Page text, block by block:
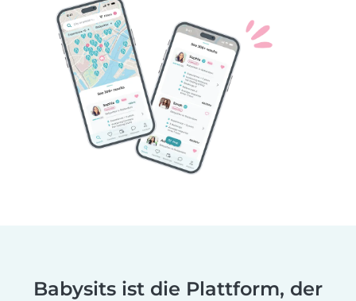
Babysits ist die Plattform, der